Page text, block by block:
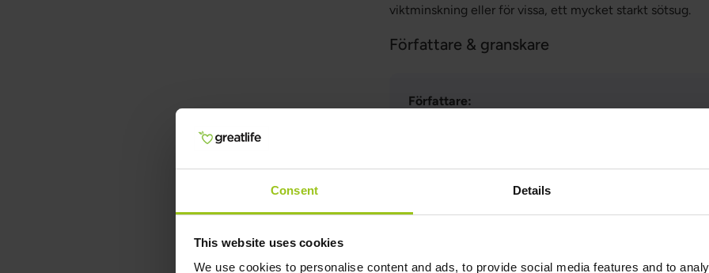
Consent Details
This website uses cookies
We use cookies to personalise content and ads, to provide social media features and to
viktminskning eller för vissa, ett mycket starkt sötsug.
Författare & granskare
Författare:
Teresa Husén, Funktionsmedicinsk Näringsterapeut
Senast uppdaterad:
16 Juni 2026